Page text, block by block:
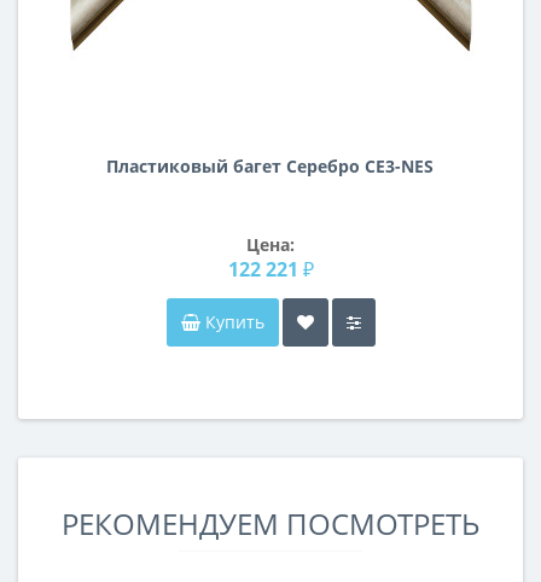
Пластиковый багет Серебро CE3-NES
Цена:
122 221 ₽
Купить
РЕКОМЕНДУЕМ ПОСМОТРЕТЬ